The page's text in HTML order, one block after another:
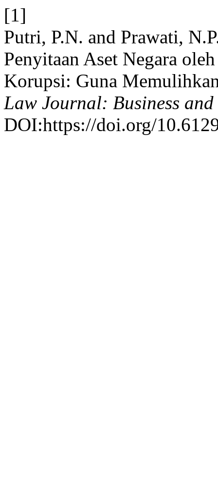
[1]
Putri, P.N. and Prawati,
Penyitaan Aset Negara
Korupsi: Guna
Law Journal: Business
DOI:https://doi.org/